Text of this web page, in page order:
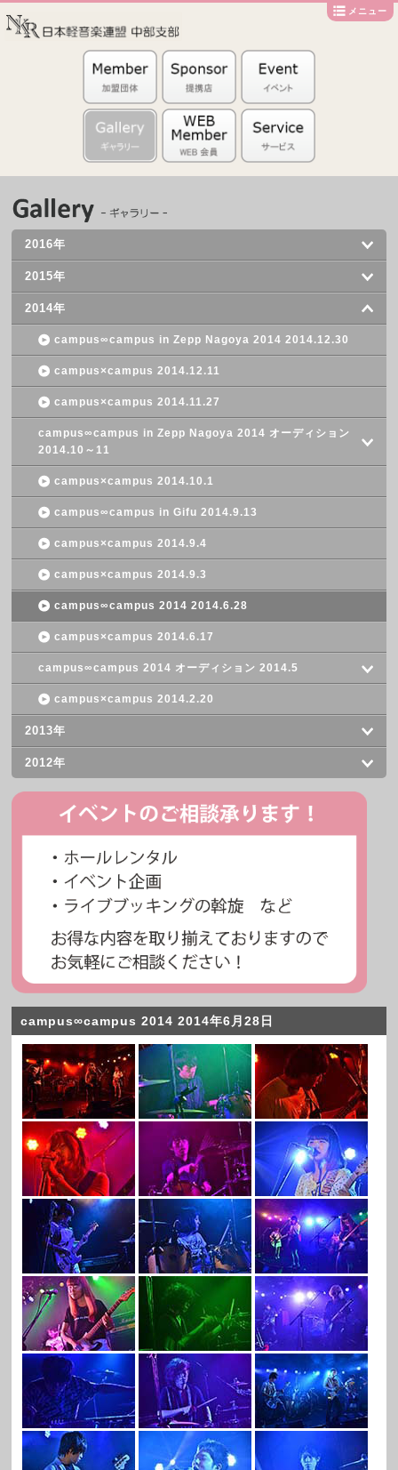
メニュー
2016年
2015年
2014年
campus∞campus in Zepp Nagoya 2014 2014.12.30
campus×campus 2014.12.11
campus×campus 2014.11.27
campus∞campus in Zepp Nagoya 2014 オーディション
2014.10～11
campus×campus 2014.10.1
campus∞campus in Gifu 2014.9.13
campus×campus 2014.9.4
campus×campus 2014.9.3
campus∞campus 2014 2014.6.28
campus×campus 2014.6.17
campus∞campus 2014 オーディション 2014.5
campus×campus 2014.2.20
2013年
2012年
campus∞campus 2014 2014年6月28日